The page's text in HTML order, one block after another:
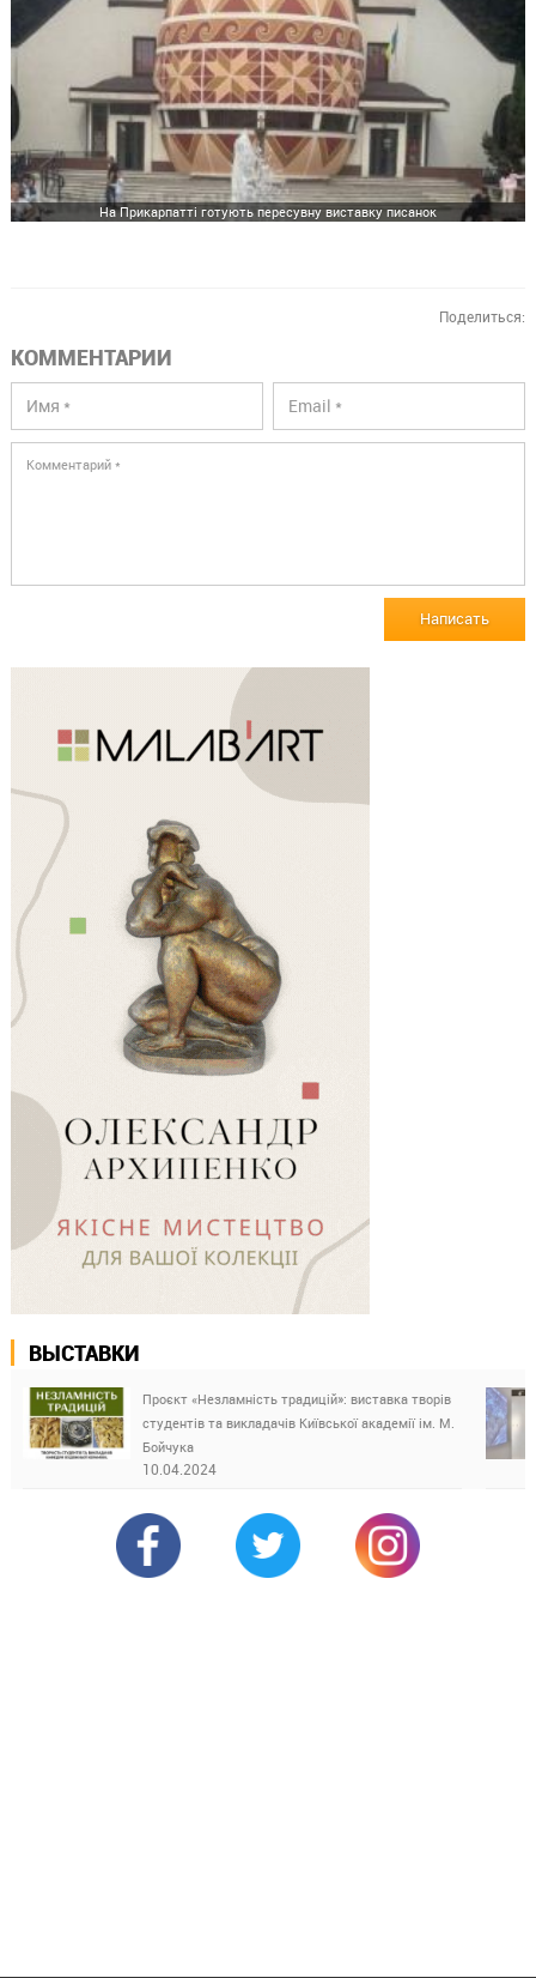
На Прикарпатті готують пересувну виставку писанок
Поделиться:
КОММЕНТАРИИ
Написать
ВЫСТАВКИ
Проєкт «Незламність традицій»: виставка творів
студентів та викладачів Київської академії ім. М.
Бойчука
10.04.2024